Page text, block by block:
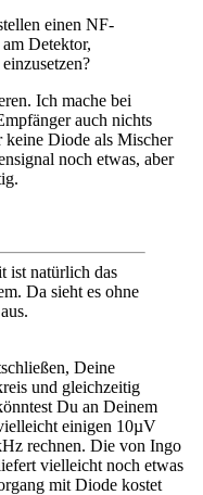
einen NF-
Detektor,
Ich mache bei
auch nichts
keine Diode als Mischer
noch etwas, aber
ist natürlich das
Da sieht es ohne
Deine
und gleichzeitig
Du an Deinem
einigen 10µV
rechnen. Die von Ingo
vielleicht noch etwas
mit Diode kostet